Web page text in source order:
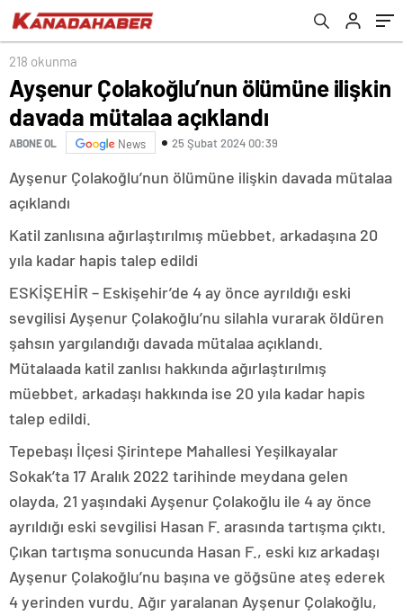
218 okunma
Ayşenur Çolakoğlu’nun ölümüne ilişkin
davada mütalaa açıklandı
ABONE OL News 25 Şubat 2024 00:39
Ayşenur Çolakoğlu’nun ölümüne ilişkin davada mütalaa
açıklandı
Katil zanlısına ağırlaştırılmış müebbet, arkadaşına 20
yıla kadar hapis talep edildi
ESKİŞEHİR – Eskişehir’de 4 ay önce ayrıldığı eski
sevgilisi Ayşenur Çolakoğlu’nu silahla vurarak öldüren
şahsın yargılandığı davada mütalaa açıklandı.
Mütalaada katil zanlısı hakkında ağırlaştırılmış
müebbet, arkadaşı hakkında ise 20 yıla kadar hapis
talep edildi.
Tepebaşı İlçesi Şirintepe Mahallesi Yeşilkayalar
Sokak’ta 17 Aralık 2022 tarihinde meydana gelen
olayda, 21 yaşındaki Ayşenur Çolakoğlu ile 4 ay önce
ayrıldığı eski sevgilisi Hasan F. arasında tartışma çıktı.
Çıkan tartışma sonucunda Hasan F., eski kız arkadaşı
Ayşenur Çolakoğlu’nu başına ve göğsüne ateş ederek
4 yerinden vurdu. Ağır yaralanan Ayşenur Çolakoğlu,